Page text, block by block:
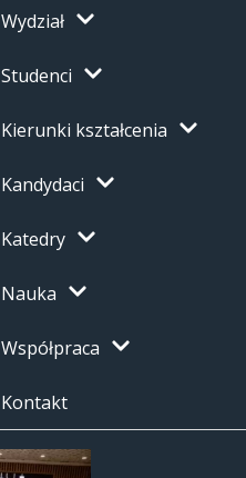
Wydział
Studenci
Kierunki kształcenia
Kandydaci
Katedry
Nauka
Współpraca
Kontakt